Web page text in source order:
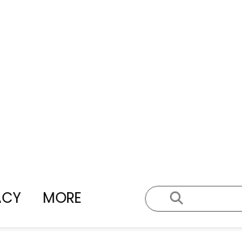
MORE